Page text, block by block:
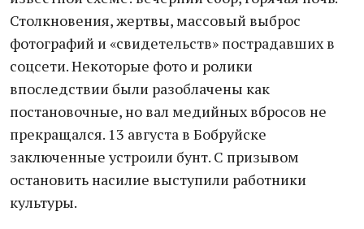
Столкновения, жертвы, массовый выброс
фотографий и «свидетельств» пострадавших в
соцсети. Некоторые фото и ролики
впоследствии были разоблачены как
постановочные, но вал медийных вбросов не
прекращался. 13 августа в Бобруйске
заключенные устроили бунт. С призывом
остановить насилие выступили работники
культуры.